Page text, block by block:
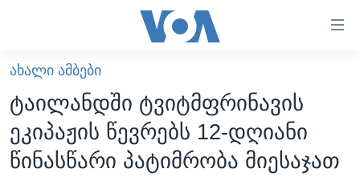
ხელმისაწვდომობისთვის
გადადით
გადადით
მთავარ
ნავიგაციაზე
ᲐᲮᲐᲚᲘ ᲐᲛᲑᲔᲑᲘ
ᲡᲐᲥᲐᲠᲗᲕᲔᲚᲝ
ᲐᲨᲨ
ᲐᲮᲐᲚᲘ ᲐᲛᲑᲔᲑᲘ
ტაილანდში ტვიტმფრინავის
ეკიპაჟის წევრებს 12-დღიანი
წინასწარი პატიმრობა მიესაჯათ